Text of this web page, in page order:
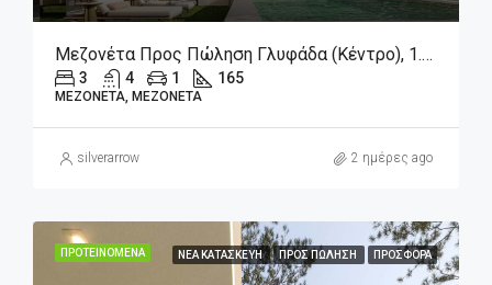
Μεζονέτα Προς Πώληση Γλυφάδα (Κέντρο), 1.400.000€, 165 Τ.μ.
3 4 1 165
ΜΕΖΟΝΈΤΑ, ΜΕΖΟΝΈΤΑ
silverarrow 2 ημέρες ago
ΠΡΟΤΕΙΝΌΜΕΝΑ ΝΈΑ ΚΑΤΑΣΚΕΥΉ ΠΡΟΣ ΠΏΛΗΣΗ ΠΡΟΣΦΟΡΆ